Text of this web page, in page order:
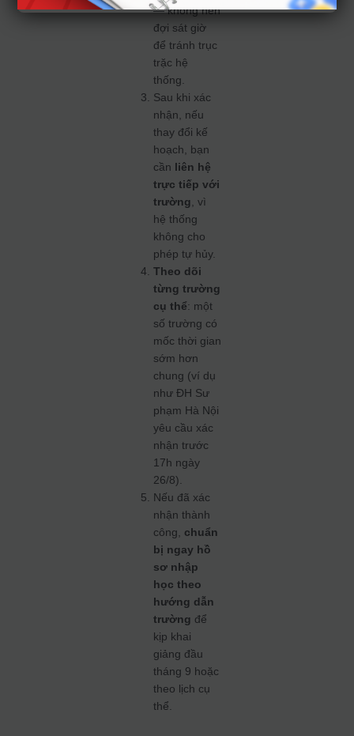
— không nên
đợi sát giờ
để tránh trục
trặc hệ
thống.
Sau khi xác
nhận, nếu
thay đổi kế
hoạch, bạn
cần liên hệ
trực tiếp với
trường , vì
hệ thống
không cho
phép tự hủy.
Theo dõi
từng trường
cụ thể: một
số trường có
mốc thời gian
sớm hơn
chung (ví dụ
như ĐH Sư
phạm Hà Nội
yêu cầu xác
nhận trước
17h ngày
26/8).
Nếu đã xác
nhận thành
công, chuẩn
bị ngay hồ
sơ nhập
học theo
hướng dẫn
trường để
kịp khai
giảng đầu
tháng 9 hoặc
theo lịch cụ
thể.